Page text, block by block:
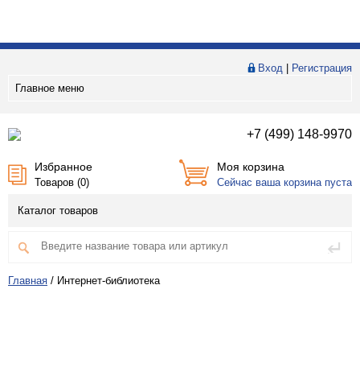
Вход
Регистрация
Главное меню
+7 (499) 148-9970
Избранное
Товаров (0)
Моя корзина
Сейчас ваша корзина пуста
Каталог товаров
Главная / Интернет-библиотека